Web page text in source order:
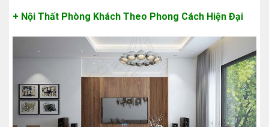
+ Nội Thất Phòng Khách Theo Phong Cách Hiện Đại